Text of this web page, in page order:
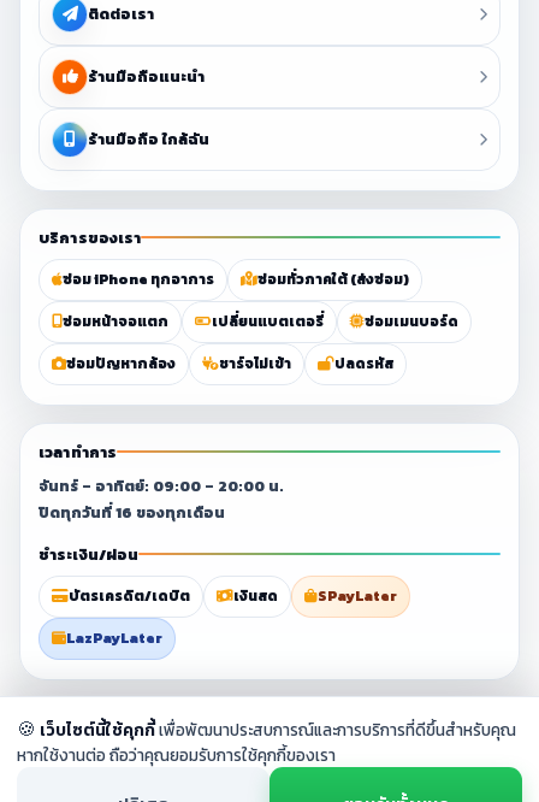
ติดต่อเรา
ร้านมือถือแนะนำ
ร้านมือถือ ใกล้ฉัน
บริการของเรา
ซ่อม iPhone ทุกอาการ
ซ่อมทั่วภาคใต้ (ส่งซ่อม)
ซ่อมหน้าจอแตก
เปลี่ยนแบตเตอรี่
ซ่อมเมนบอร์ด
ซ่อมปัญหากล้อง
ชาร์จไม่เข้า ปลดรหัส
เวลาทำการ
จันทร์ – อาทิตย์: 09:00 – 20:00 น.
ปิดทุกวันที่ 16 ของทุกเดือน
ชำระเงิน/ผ่อน
บัตรเครดิต/เดบิต เงินสด
SPayLater
LazPayLater
rights reserved.
🍪 เว็บไซต์นี้ใช้คุกกี้เพื่อพัฒนาประสบการณ์และการบริการที่ดีขึ้นสำหรับคุณ
หากใช้งานต่อ ถือว่าคุณยอมรับการใช้คุกกี้ของเรา